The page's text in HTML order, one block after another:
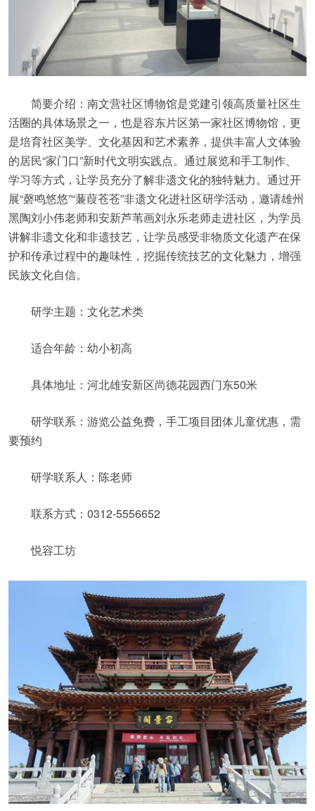
简要介绍：南文营社区博物馆是党建引领高质量社区生
活圈的具体场景之一，也是容东片区第一家社区博物馆，更
是培育社区美学、文化基因和艺术素养，提供丰富人文体验
的居民“家门口”新时代文明实践点。通过展览和手工制作、
学习等方式，让学员充分了解非遗文化的独特魅力。通过开
展“磬鸣悠悠”“蒹葭苍苍”非遗文化进社区研学活动，邀请雄州
黑陶刘小伟老师和安新芦苇画刘永乐老师走进社区，为学员
讲解非遗文化和非遗技艺，让学员感受非物质文化遗产在保
护和传承过程中的趣味性，挖掘传统技艺的文化魅力，增强
民族文化自信。
研学主题：文化艺术类
适合年龄：幼小初高
具体地址：河北雄安新区尚德花园西门东50米
研学联系：游览公益免费，手工项目团体儿童优惠，需
要预约
研学联系人：陈老师
联系方式：0312-5556652
悦容工坊